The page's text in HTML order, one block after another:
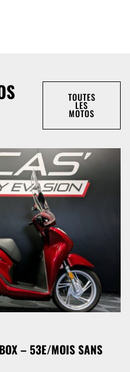
TOUTES
LES
MOTOS
– 53E/MOIS SANS